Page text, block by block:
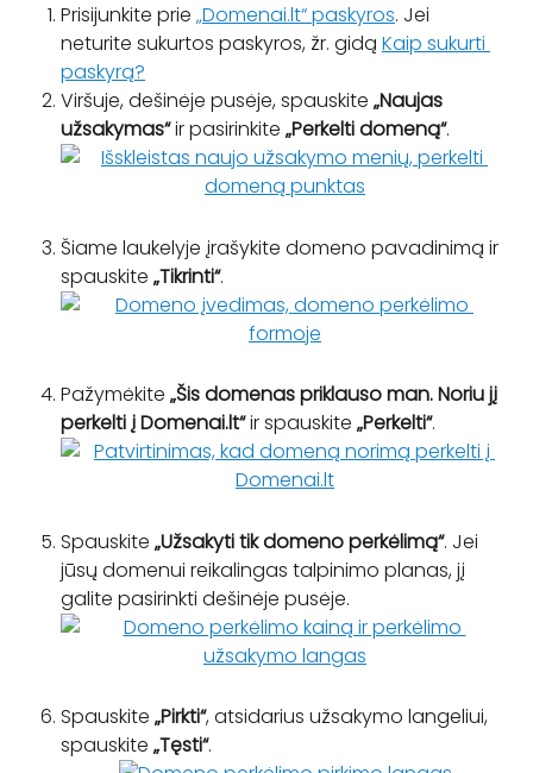
Prisijunkite prie „Domenai.lt“ paskyros. Jei
neturite sukurtos paskyros, žr. gidą Kaip sukurti
paskyrą?
Viršuje, dešinėje pusėje, spauskite „Naujas
užsakymas“ ir pasirinkite „Perkelti domeną“.
Šiame laukelyje įrašykite domeno pavadinimą ir
spauskite „Tikrinti“.
Pažymėkite „Šis domenas priklauso man. Noriu jį
perkelti į Domenai.lt“ ir spauskite „Perkelti“.
Spauskite „Užsakyti tik domeno perkėlimą“. Jei
jūsų domenui reikalingas talpinimo planas, jį
galite pasirinkti dešinėje pusėje.
Spauskite „Pirkti“, atsidarius užsakymo langeliui,
spauskite „Tęsti“.